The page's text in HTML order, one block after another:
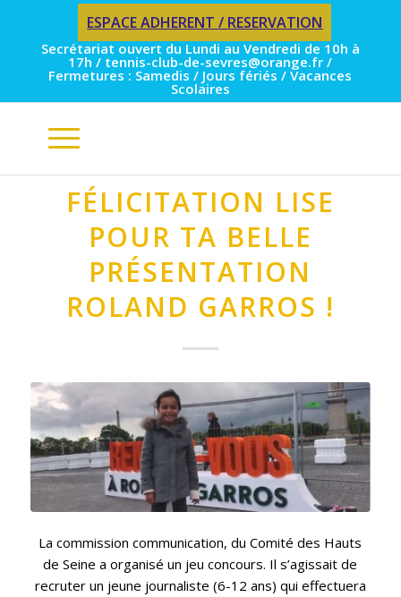
ESPACE ADHERENT / RESERVATION
Secrétariat ouvert du Lundi au Vendredi de 10h à
17h / tennis-club-de-sevres@orange.fr /
Fermetures : Samedis / Jours fériés / Vacances
Scolaires
FÉLICITATION LISE
POUR TA BELLE
PRÉSENTATION
ROLAND GARROS !
La commission communication, du Comité des Hauts
de Seine a organisé un jeu concours. Il s’agissait de
recruter un jeune journaliste (6-12 ans) qui effectuera